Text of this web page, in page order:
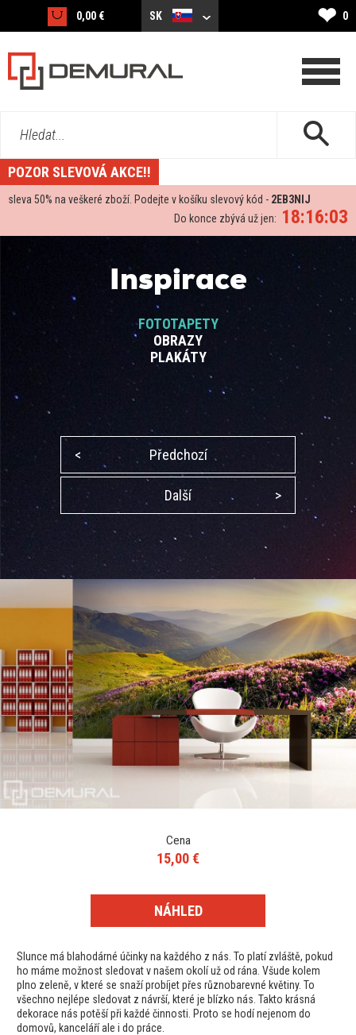
0,00 € SK ❤ 0
Hledat...
POZOR SLEVOVÁ AKCE!!
sleva 50% na veškeré zboží. Podejte v košíku slevový kód - 2EB3NIJ
18:16:02
Do konce zbývá už jen:
Inspirace
FOTOTAPETY
OBRAZY
PLAKÁTY
< Předchozí
Další >
Cena
15,00 €
NÁHLED
Slunce má blahodárné účinky na každého z nás. To platí zvláště, pokud
ho máme možnost sledovat v našem okolí už od rána. Všude kolem
plno zeleně, v které se snaží probíjet přes různobarevné květiny. To
všechno nejlépe sledovat z návrší, které je blízko nás. Takto krásná
dekorace nás potěší při každé činnosti. Proto se hodí nejenom do
domovů, kanceláří ale i do práce.